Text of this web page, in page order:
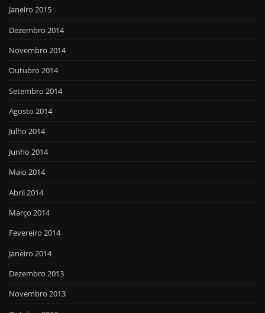
Janeiro 2015
Dezembro 2014
Novembro 2014
Outubro 2014
Setembro 2014
Agosto 2014
Julho 2014
Junho 2014
Maio 2014
Abril 2014
Março 2014
Fevereiro 2014
Janeiro 2014
Dezembro 2013
Novembro 2013